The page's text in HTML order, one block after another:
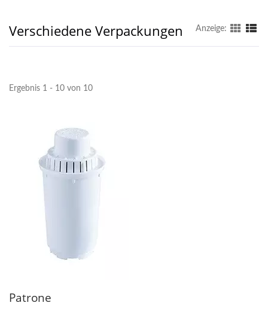
Verschiedene Verpackungen Anzeige:
Ergebnis 1 - 10 von 10
Patrone